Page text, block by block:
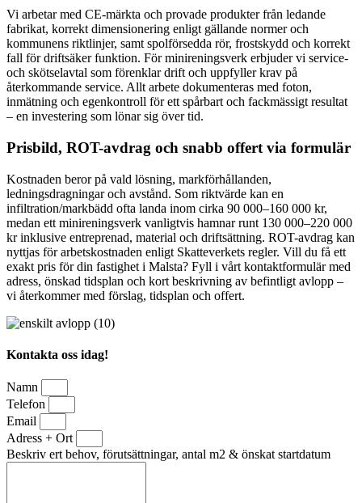
Vi arbetar med CE-märkta och provade produkter från ledande
fabrikat, korrekt dimensionering enligt gällande normer och
kommunens riktlinjer, samt spolförsedda rör, frostskydd och korrekt
fall för driftsäker funktion. För minireningsverk erbjuder vi service-
och skötselavtal som förenklar drift och uppfyller krav på
återkommande service. Allt arbete dokumenteras med foton,
inmätning och egenkontroll för ett spårbart och fackmässigt resultat
– en investering som lönar sig över tid.
Prisbild, ROT-avdrag och snabb offert via formulär
Kostnaden beror på vald lösning, markförhållanden,
ledningsdragningar och avstånd. Som riktvärde kan en
infiltration/markbädd ofta landa inom cirka 90 000–160 000 kr,
medan ett minireningsverk vanligtvis hamnar runt 130 000–220 000
kr inklusive entreprenad, material och driftsättning. ROT-avdrag kan
nyttjas för arbetskostnaden enligt Skatteverkets regler. Vill du få ett
exakt pris för din fastighet i Malsta? Fyll i vårt kontaktformulär med
adress, önskad tidsplan och kort beskrivning av befintligt avlopp –
vi återkommer med förslag, tidsplan och offert.
Kontakta oss idag!
Namn
Telefon
Email
Adress + Ort
Beskriv ert behov, förutsättningar, antal m2 & önskat startdatum